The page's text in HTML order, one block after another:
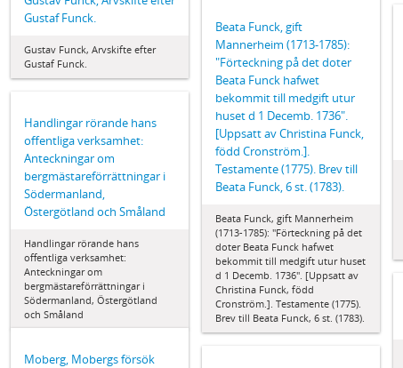
Gustaf Funck.
Gustav Funck, Arvskifte efter
Gustaf Funck.
Beata Funck, gift
Mannerheim (1713-1785):
"Förteckning på det doter
Beata Funck hafwet
bekommit till medgift utur
huset d 1 Decemb. 1736".
[Uppsatt av Christina Funck,
född Cronström.].
Testamente (1775). Brev till
Beata Funck, 6 st. (1783).
Beata Funck, gift Mannerheim
(1713-1785): "Förteckning på det
doter Beata Funck hafwet
bekommit till medgift utur huset
d 1 Decemb. 1736". [Uppsatt av
Christina Funck, född
Cronström.]. Testamente (1775).
Brev till Beata Funck, 6 st. (1783).
Handlingar rörande hans
offentliga verksamhet:
Anteckningar om
bergmästareförrättningar i
Södermanland,
Östergötland och Småland
Handlingar rörande hans
offentliga verksamhet:
Anteckningar om
bergmästareförrättningar i
Södermanland, Östergötland
och Småland
Moberg, Mobergs försök